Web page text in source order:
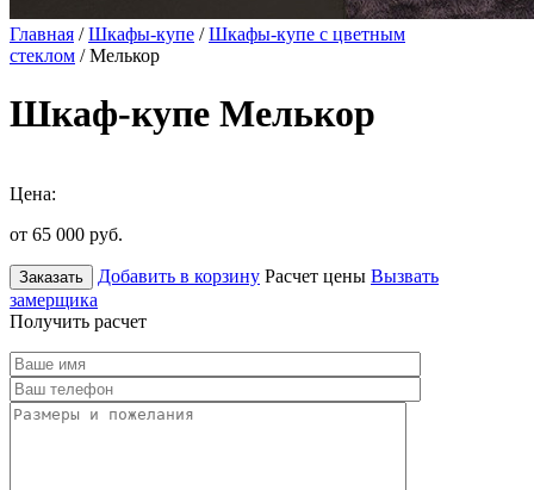
Главная /Шкафы-купе /Шкафы-купе с цветным
стеклом / Мелькор
Шкаф-купе Мелькор
Цена:
от 65 000 руб.
Заказать Добавить в корзину Расчет цены Вызвать
замерщика
Получить расчет